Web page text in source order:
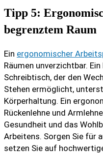
Tipp 5:
begrenztem Raum
Ein ergonomischer
Räumen unverzichtbar.
Schreibtisch, der den
Stehen ermöglicht,
Körperhaltung. Ein
Rückenlehne und
Gesundheit und das
Arbeitens. Sorgen Sie für
setzen Sie auf